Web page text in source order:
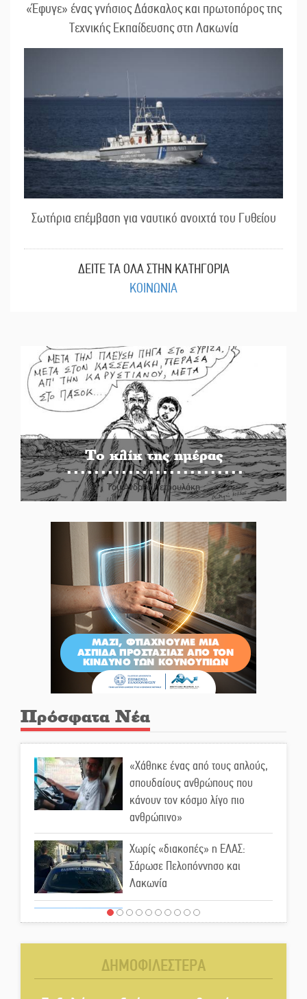
«Έφυγε» ένας γνήσιος Δάσκαλος και πρωτοπόρος της
Τεχνικής Εκπαίδευσης στη Λακωνία
Σωτήρια επέμβαση για ναυτικό ανοιχτά του Γυθείου
ΔΕΙΤΕ ΤΑ ΟΛΑ ΣΤΗΝ ΚΑΤΗΓΟΡΙΑ
ΚΟΙΝΩΝΙΑ
Το κλίκ της ημέρας
Του Ανδρέα Πετρουλάκη
Πρόσφατα Νέα
«Χάθηκε ένας από τους απλούς,
σπουδαίους ανθρώπους που
κάνουν τον κόσμο λίγο πιο
ανθρώπινο»
Χωρίς «διακοπές» η ΕΛΑΣ:
Σάρωσε Πελοπόννησο και
Λακωνία
«Έφυγε» ένας γνήσιος Δάσκαλος
«Κλειστά» ανοιχτά προαύλια
ΔΗΜΟΦΙΛΕΣΤΕΡΑ